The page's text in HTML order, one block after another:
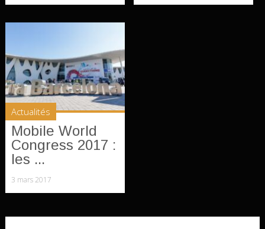
Actualités
Mobile World
Congress 2017 :
les ...
3 mars 2017